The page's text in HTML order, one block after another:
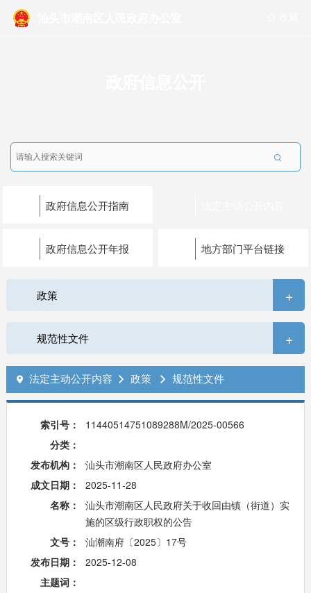

政府信息公开指南
政府信息公开年报 地方部门平台链接
政策 +
规范性文件 +
 法定主动公开内容  政策  规范性文件
索引号：
11440514751089288M/2025-00566
分类：
发布机构：
汕头市潮南区人民政府办公室
成文日期：
2025-11-28
名称：
汕头市潮南区人民政府关于收回由镇（街道）实
施的区级行政职权的公告
文号：
汕潮南府〔2025〕17号
发布日期：
2025-12-08
主题词：